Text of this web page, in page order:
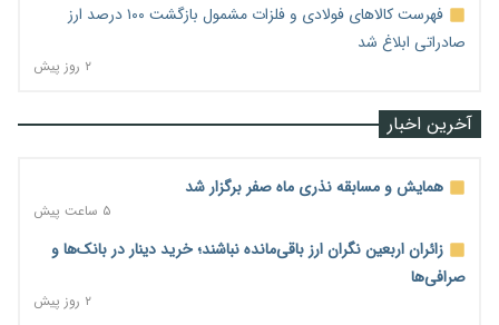
فهرست کالاهای فولادی و فلزات مشمول بازگشت ۱۰۰ درصد ارز
صادراتی ابلاغ شد
۲ روز پیش
آخرین اخبار
همایش و مسابقه نذری ماه صفر برگزار شد
۵ ساعت پیش
زائران اربعین نگران ارز باقی‌مانده نباشند؛ خرید دینار در بانک‌ها و
صرافی‌ها
۲ روز پیش